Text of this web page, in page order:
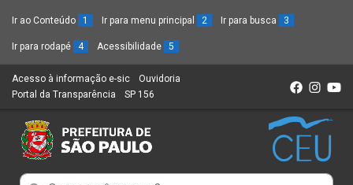
Ir ao Conteúdo 1 Ir para menu principal 2 Ir para busca 3
Ir para rodapé 4 Acessibilidade 5
Acesso à informação e-sic (Link
para
novo
sítio)
Ouvidoria
Portal da Transparência (Link
um
novo
SP 156